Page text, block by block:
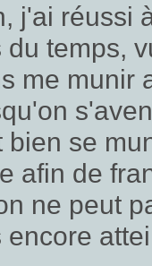
j'ai réussi
du temps,
me munir
bien se
afin de
ne peut
encore